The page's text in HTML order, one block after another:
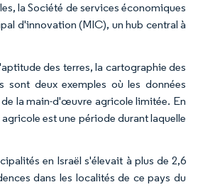
la Société de services économiques
d'innovation (MIC), un hub central à
des terres, la cartographie des
deux exemples où les données
la main-d'œuvre agricole limitée. En
est une période durant laquelle
en Israël s'élevait à plus de 2,6
dans les localités de ce pays du